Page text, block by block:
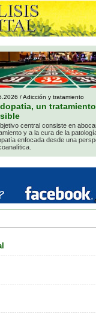
/ Adicción y tratamiento
un tratamiento
central consiste en
y a la cura de la
enfocada desde una